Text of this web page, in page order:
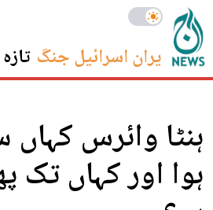
ایران اسرائیل جنگ
ہنٹا وائرس
ہوا اور کہاں تک